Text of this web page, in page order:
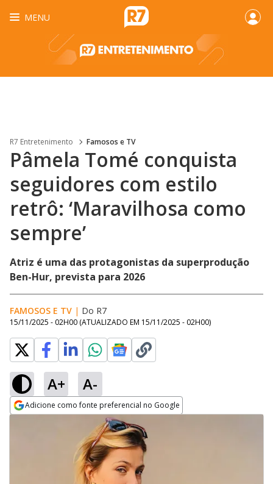
MENU
R7 Entretenimento Famosos e TV
Pâmela Tomé conquista
seguidores com estilo
retrô: ‘Maravilhosa como
sempre’
Atriz é uma das protagonistas da superprodução
Ben-Hur, prevista para 2026
FAMOSOS E TV | Do R7
15/11/2025 - 02H00 (ATUALIZADO EM 15/11/2025 - 02H00)
A+ A-
Adicione como fonte preferencial no Google
Opens in new window